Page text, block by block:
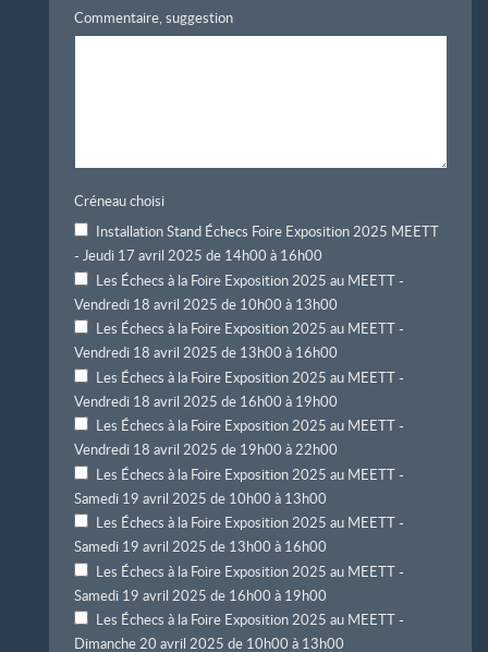
Commentaire, suggestion
Créneau choisi
Installation Stand Échecs Foire Exposition 2025 MEETT
- Jeudi 17 avril 2025 de 14h00 à 16h00
Les Échecs à la Foire Exposition 2025 au MEETT -
Vendredi 18 avril 2025 de 10h00 à 13h00
Les Échecs à la Foire Exposition 2025 au MEETT -
Vendredi 18 avril 2025 de 13h00 à 16h00
Les Échecs à la Foire Exposition 2025 au MEETT -
Vendredi 18 avril 2025 de 16h00 à 19h00
Les Échecs à la Foire Exposition 2025 au MEETT -
Vendredi 18 avril 2025 de 19h00 à 22h00
Les Échecs à la Foire Exposition 2025 au MEETT -
Samedi 19 avril 2025 de 10h00 à 13h00
Les Échecs à la Foire Exposition 2025 au MEETT -
Samedi 19 avril 2025 de 13h00 à 16h00
Les Échecs à la Foire Exposition 2025 au MEETT -
Samedi 19 avril 2025 de 16h00 à 19h00
Les Échecs à la Foire Exposition 2025 au MEETT -
Dimanche 20 avril 2025 de 10h00 à 13h00